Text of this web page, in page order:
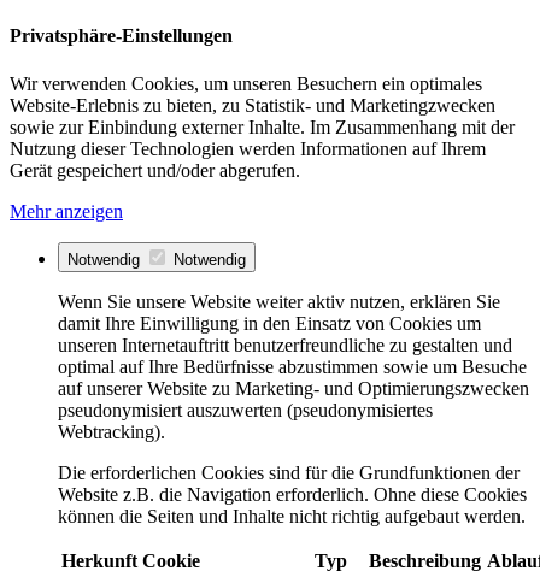
Privatsphäre-Einstellungen
Wir verwenden Cookies, um unseren Besuchern ein optimales
Website-Erlebnis zu bieten, zu Statistik- und Marketingzwecken
sowie zur Einbindung externer Inhalte. Im Zusammenhang mit der
Nutzung dieser Technologien werden Informationen auf Ihrem
Gerät gespeichert und/oder abgerufen.
Mehr anzeigen
Notwendig Notwendig
Wenn Sie unsere Website weiter aktiv nutzen, erklären Sie
damit Ihre Einwilligung in den Einsatz von Cookies um
unseren Internetauftritt benutzerfreundliche zu gestalten und
optimal auf Ihre Bedürfnisse abzustimmen sowie um Besuche
auf unserer Website zu Marketing- und Optimierungszwecken
pseudonymisiert auszuwerten (pseudonymisiertes
Webtracking).
Die erforderlichen Cookies sind für die Grundfunktionen der
Website z.B. die Navigation erforderlich. Ohne diese Cookies
können die Seiten und Inhalte nicht richtig aufgebaut werden.
Herkunft Cookie Typ Beschreibung